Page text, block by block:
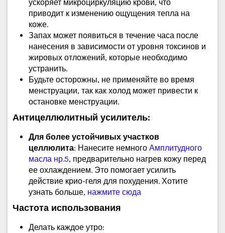
ускоряет микроциркуляцию крови, что
приводит к изменению ощущения тепла на
коже.
Запах может появиться в течение часа после
нанесения в зависимости от уровня токсинов и
жировых отложений, которые необходимо
устранить.
Будьте осторожны, не применяйте во время
менструации, так как холод может привести к
остановке менструации.
Антицеллюлитный усилитель:
Для более устойчивых участков
целлюлита: Нанесите немного Амплитудного
масла нр.5, предварительно нагрев кожу перед
ее охлаждением. Это помогает усилить
действие крио-геля для похудения. Хотите
узнать больше, нажмите сюда
Частота использования
Делать каждое утро: